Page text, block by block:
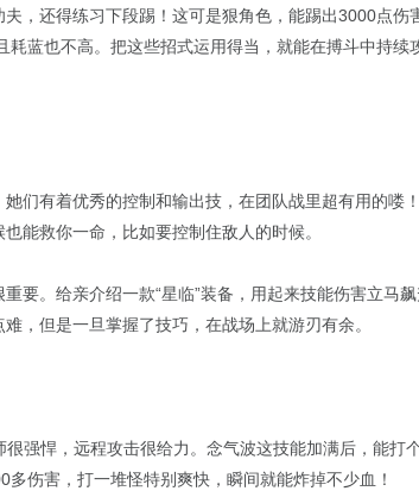
，还得练习下段踢！这可是狠角色，能踢出3000点
耗蓝也不高。把这些招式运用得当，就能在搏斗中持
们有着优秀的控制和输出技，在团队战里超有用的
能救你一命，比如要控制住敌人的时候。
要。给亲介绍一款“星临”装备，用起来技能伤害立马
，但是一旦掌握了技巧，在战场上就游刃有余。
强悍，远程攻击很给力。念气波这技能加满后，能
多伤害，打一堆怪特别爽快，瞬间就能炸掉不少血！